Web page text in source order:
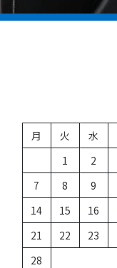
月 火 水
1
2
7
8 9
14
15 16
21
22 23
28